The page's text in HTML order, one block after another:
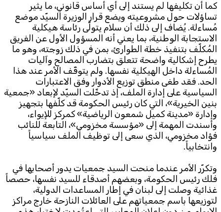
كما أن تكليفها لم يستند إلى أي أساس قانوني، ما يثير
تساؤلات حول مشروعيته ويضع قرار الوزيرة السيّد موضع
مُساءلة. يُضاف إلى ذلك أن سلام يتولّى رئاسة هيكلية
الاستجابة الوطنية، بما يعني أنه المسؤول الأول عن الفريق
المُكلّف بتنفيذ خطة الطوارئ، بمن في ذلك زوجته، وهو ما
يطرح إشكالية واضحة تتعلق بتضارب المصالح وآليات
المُساءلة داخل الهيكلية نفسها. ولم يتوقّف الأمر عند هذا
الحد. فقد طغى منطق توزيع الأدوار وفق الاعتبارات
السياسية على إدارة الملف، إذ تدخّلت السيّد لإبعاد «جمعية
بنين الخيرية»، التي كان رئيس الحكومة قد كلّفها بتجهيز
وإدارة «مدينة كميل شمعون الرياضية» كمركز للإيواء،
وأسندت المهمة إلى «مؤسسة مخزومي»، التابعة للنائب
فؤاد مخزومي، الذي سعى إلى توظيف الملف سياسياً
وانتخابياً.
وتكرّر الأمر عندما منحت السيد جمعيات يدور أصحابها في
فلك رئيس الحكومة، وبعضهم أصدقاء للسيد نفسها، حصصاً
غذائية وصلت إلى لبنان في إطار المساعدات الدولية،
لتوزيعها باسم جمعياتهم على العائلات النازحة خارج مراكز